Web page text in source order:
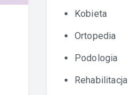
Kobieta
Ortopedia
Podologia
Rehabilitacja